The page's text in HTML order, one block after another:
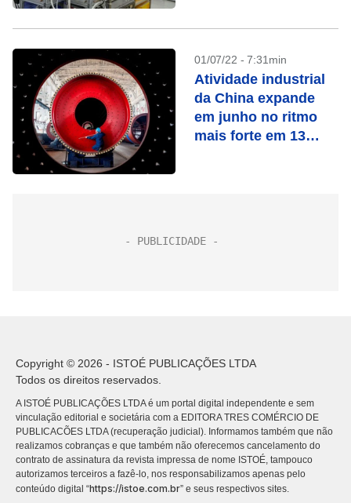
01/07/22 - 7:31min
Atividade industrial
da China expande
em junho no ritmo
mais forte em 13
Copyright © 2026 - ISTOÉ PUBLICAÇÕES LTDA
Todos os direitos reservados.
A ISTOÉ PUBLICAÇÕES LTDA é um portal digital independente e sem
vinculação editorial e societária com a EDITORA TRES COMÉRCIO DE
PUBLICACÕES LTDA (recuperação judicial). Informamos também que não
realizamos cobranças e que também não oferecemos cancelamento do
contrato de assinatura da revista impressa de nome ISTOÉ, tampouco
autorizamos terceiros a fazê-lo, nos responsabilizamos apenas pelo
conteúdo digital “https://istoe.com.br” e seus respectivos sites.